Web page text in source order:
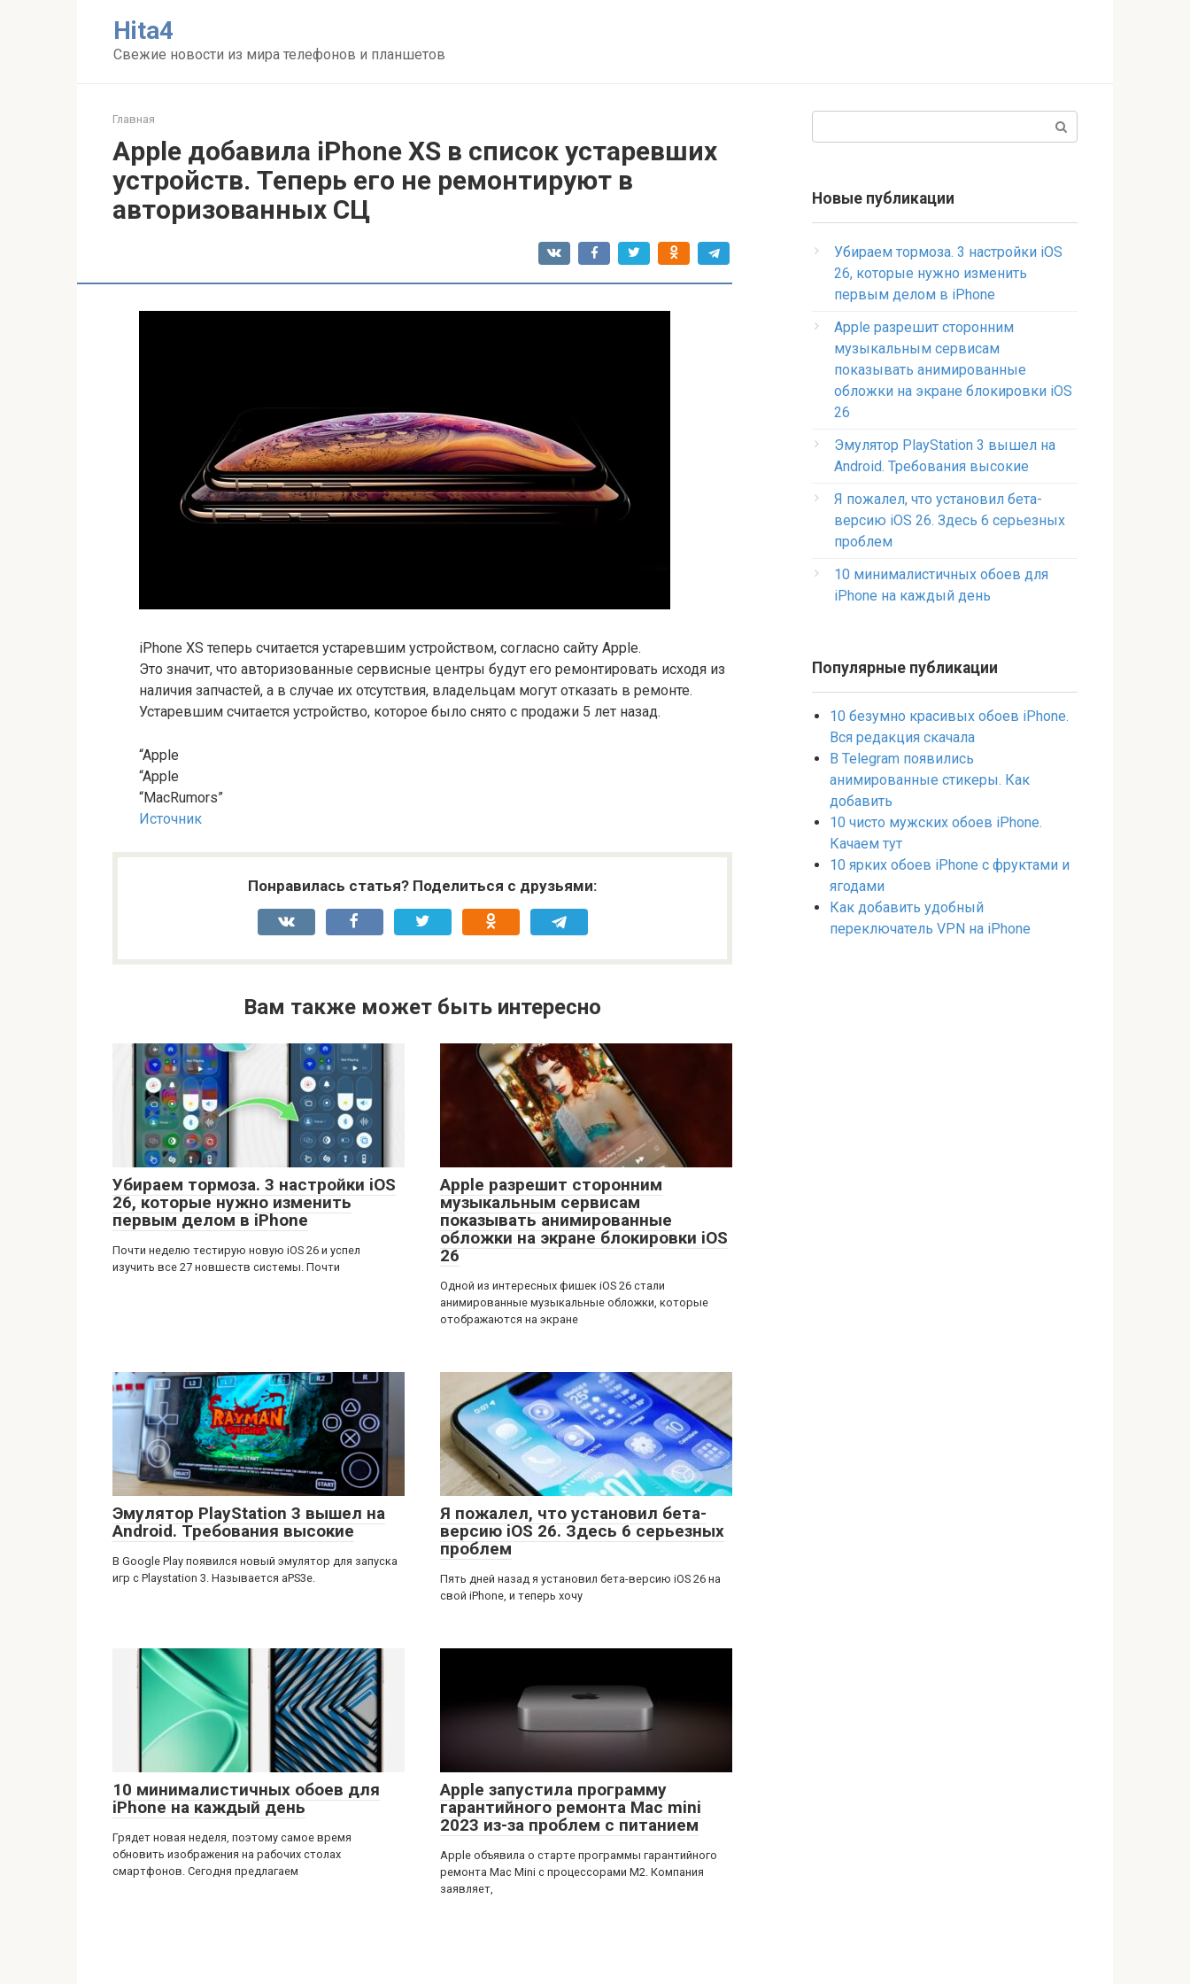
Нita4
Свежие новости из мира телефонов и планшетов
Главная
Apple добавила iPhone XS в список устаревших
устройств. Теперь его не ремонтируют в
авторизованных СЦ
iPhone XS теперь считается устаревшим устройством, согласно сайту Apple.
Это значит, что авторизованные сервисные центры будут его ремонтировать исходя из
наличия запчастей, а в случае их отсутствия, владельцам могут отказать в ремонте.
Устаревшим считается устройство, которое было снято с продажи 5 лет назад.
“Apple
“Apple
“MacRumors”
Источник
Понравилась статья? Поделиться с друзьями:
Вам также может быть интересно
Убираем тормоза. 3 настройки iOS
26, которые нужно изменить
первым делом в iPhone
Почти неделю тестирую новую iOS 26 и успел
изучить все 27 новшеств системы. Почти
Apple разрешит сторонним
музыкальным сервисам
показывать анимированные
обложки на экране блокировки iOS
26
Одной из интересных фишек iOS 26 стали
анимированные музыкальные обложки, которые
отображаются на экране
Эмулятор PlayStation 3 вышел на
Android. Требования высокие
В Google Play появился новый эмулятор для запуска
игр с Playstation 3. Называется aPS3e.
Я пожалел, что установил бета-
версию iOS 26. Здесь 6 серьезных
проблем
Пять дней назад я установил бета-версию iOS 26 на
свой iPhone, и теперь хочу
10 минималистичных обоев для
iPhone на каждый день
Грядет новая неделя, поэтому самое время
обновить изображения на рабочих столах
смартфонов. Сегодня предлагаем
Apple запустила программу
гарантийного ремонта Mac mini
2023 из-за проблем с питанием
Apple объявила о старте программы гарантийного
ремонта Mac Mini с процессорами M2. Компания
заявляет,
Новые публикации
Убираем тормоза. 3 настройки iOS
26, которые нужно изменить
первым делом в iPhone
Apple разрешит сторонним
музыкальным сервисам
показывать анимированные
обложки на экране блокировки iOS
26
Эмулятор PlayStation 3 вышел на
Android. Требования высокие
Я пожалел, что установил бета-
версию iOS 26. Здесь 6 серьезных
проблем
10 минималистичных обоев для
iPhone на каждый день
Популярные публикации
10 безумно красивых обоев iPhone.
Вся редакция скачала
В Telegram появились
анимированные стикеры. Как
добавить
10 чисто мужских обоев iPhone.
Качаем тут
10 ярких обоев iPhone с фруктами и
ягодами
Как добавить удобный
переключатель VPN на iPhone